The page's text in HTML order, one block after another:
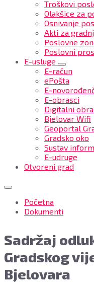
Troškovi
Olakšice za
Osnivanje
Akti za
Poslovne
Poslovni
E-usluge
E-račun
ePošta
E-
E-obrasci
Digitalni
Bjelovar Wifi
Geoportal
Gradsko oko
Sustav
E-udruge
Otvoreni grad
Početna
Dokumenti
Sadržaj
Gradskog
Bjelovara